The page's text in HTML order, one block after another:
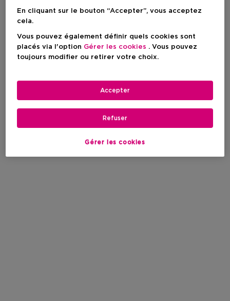
En cliquant sur le bouton “Accepter”, vous acceptez
cela.
Vous pouvez également définir quels cookies sont
placés via l'option Gérer les cookies . Vous pouvez
toujours modifier ou retirer votre choix.
Gérer les cookies
Refuser
Accepter